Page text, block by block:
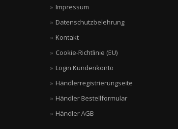
Impressum
Datenschutzbelehrung
Kontakt
Cookie-Richtlinie (EU)
Login Kundenkonto
Händlerregistrierungseite
Händler Bestellformular
Händler AGB